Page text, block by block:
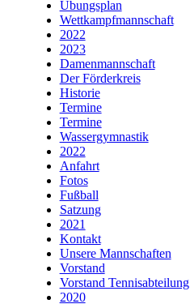
Übungsplan
Wettkampfmannschaft
2022
2023
Damenmannschaft
Der Förderkreis
Historie
Termine
Termine
Wassergymnastik
2022
Anfahrt
Fotos
Fußball
Satzung
2021
Kontakt
Unsere Mannschaften
Vorstand
Vorstand Tennisabteilung
2020